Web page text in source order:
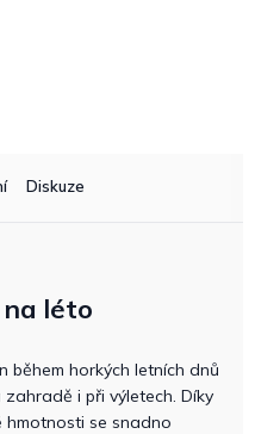
Diskuze
léto
během horkých letních dnů
i při výletech. Díky
hmotnosti se snadno